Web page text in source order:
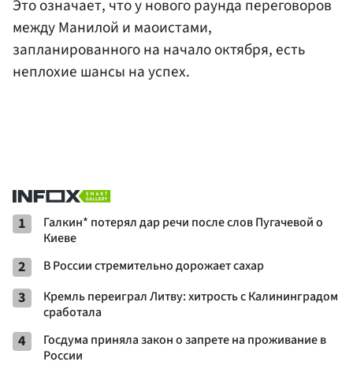
Это означает, что у нового раунда переговоров
между Манилой и маоистами,
запланированного на начало октября, есть
неплохие шансы на успех.
1
Галкин* потерял дар речи после слов Пугачевой о
Киеве
2 В России стремительно дорожает сахар
3
Кремль переиграл Литву: хитрость с Калининградом
сработала
4
Госдума приняла закон о запрете на проживание в
России